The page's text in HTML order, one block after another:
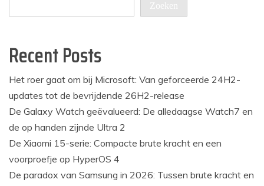
Zoeken
Recent Posts
Het roer gaat om bij Microsoft: Van geforceerde 24H2-
updates tot de bevrijdende 26H2-release
De Galaxy Watch geëvalueerd: De alledaagse Watch7 en
de op handen zijnde Ultra 2
De Xiaomi 15-serie: Compacte brute kracht en een
voorproefje op HyperOS 4
De paradox van Samsung in 2026: Tussen brute kracht en